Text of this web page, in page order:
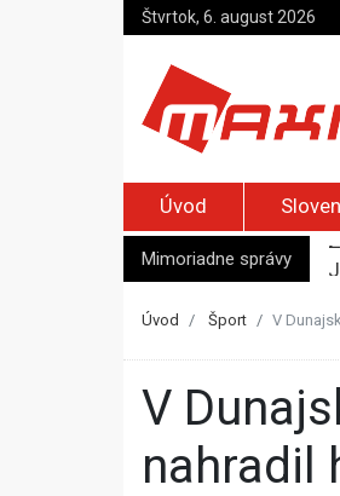
Štvrtok, 6. august 2026
Úvod
Mimoriadne správy
Úvod Šport V
V Dunajskej Strede už majú náhradu za trénera Fodreka,
nahradil